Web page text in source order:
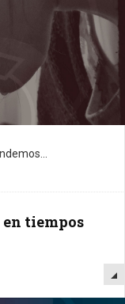
tiempos